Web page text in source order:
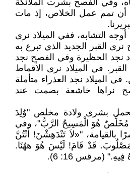
وفي الفصح بشرت الملائكة
أن تمم عمل الخلاص، إذ مات
التشابه، ففي الميلاد نرى
القبر الجديد الذي تبرع به
نجد الحظيرة وفي الفصح نجد
في الميلاد نرى الأقماط
الميلاد نجد العذراء متأملة
نراها خاشعة بصمت عند
يحمل بشرى ولادة مخلص "وُلِدَ
مُخَلِّصٌ هُوَ الْمَسِيحُ الرَّبُّ"، وفي
بالقيامة، "«لاَ تَنْدَهِشْنَ! أَنْتُنَّ
قَدْ قَامَ! لَيْسَ هُوَ ههُنَا.
(مرقس 16: 6).